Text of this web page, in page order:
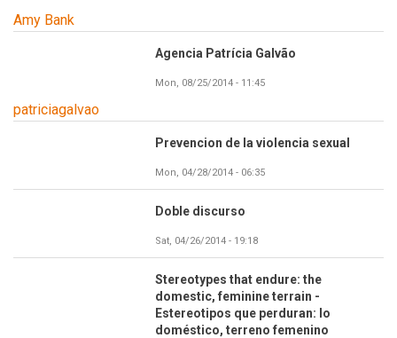
Amy Bank
Agencia Patrícia Galvão
Mon, 08/25/2014 - 11:45
patriciagalvao
Prevencion de la violencia sexual
Mon, 04/28/2014 - 06:35
Doble discurso
Sat, 04/26/2014 - 19:18
Stereotypes that endure: the
domestic, feminine terrain -
Estereotipos que perduran: lo
doméstico, terreno femenino